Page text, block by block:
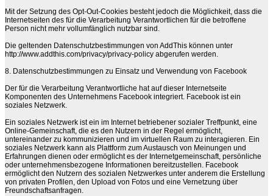
Mit der Setzung des Opt-Out-Cookies besteht jedoch die Möglichkeit, dass die
Internetseiten des für die Verarbeitung Verantwortlichen für die betroffene
Person nicht mehr vollumfänglich nutzbar sind.
Die geltenden Datenschutzbestimmungen von AddThis können unter
http://www.addthis.com/privacy/privacy-policy abgerufen werden.
8. Datenschutzbestimmungen zu Einsatz und Verwendung von Facebook
Der für die Verarbeitung Verantwortliche hat auf dieser Internetseite
Komponenten des Unternehmens Facebook integriert. Facebook ist ein
soziales Netzwerk.
Ein soziales Netzwerk ist ein im Internet betriebener sozialer Treffpunkt, eine
Online-Gemeinschaft, die es den Nutzern in der Regel ermöglicht,
untereinander zu kommunizieren und im virtuellen Raum zu interagieren. Ein
soziales Netzwerk kann als Plattform zum Austausch von Meinungen und
Erfahrungen dienen oder ermöglicht es der Internetgemeinschaft, persönliche
oder unternehmensbezogene Informationen bereitzustellen. Facebook
ermöglicht den Nutzern des sozialen Netzwerkes unter anderem die Erstellung
von privaten Profilen, den Upload von Fotos und eine Vernetzung über
Freundschaftsanfragen.